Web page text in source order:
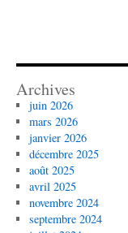
Archives
juin 2026
mars 2026
janvier 2026
décembre 2025
août 2025
avril 2025
novembre 2024
septembre 2024